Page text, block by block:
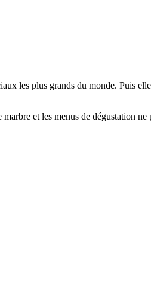
les plus grands du monde. Puis
et les menus de dégustation